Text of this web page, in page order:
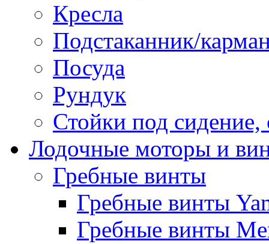
Кресла
Подстаканник/
Посуда
Рундук
Стойки под
Лодочные моторы и
Гребные винты
Гребные винты
Гребные винты